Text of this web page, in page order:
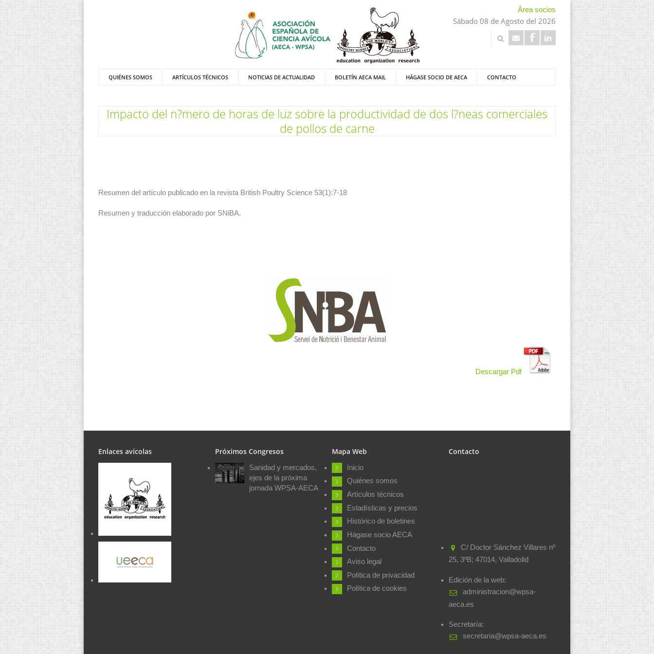
Área socios
Sábado 08 de Agosto del 2026
QUIÉNES SOMOS ARTÍCULOS TÉCNICOS NOTICIAS DE ACTUALIDAD BOLETÍN AECA MAIL HÁGASE SOCIO DE AECA CONTACTO
Impacto del n?mero de horas de luz sobre la productividad de dos l?neas comerciales
de pollos de carne
Resumen del artículo publicado en la revista British Poultry Science 53(1):7-18
Resumen y traducción elaborado por SNiBA.
Descargar Pdf
Enlaces avícolas Próximos Congresos
Sanidad y mercados,
ejes de la próxima
jornada WPSA-AECA
Mapa Web
Inicio
Quiénes somos
Artículos técnicos
Estadísticas y precios
Histórico de boletines
Hágase socio AECA
Contacto
Aviso legal
Política de privacidad
Política de cookies
Contacto
C/ Doctor Sánchez Villares nº
25, 3ºB; 47014, Valladolid
Edición de la web:
administracion@wpsa-
aeca.es
Secretaría:
secretaria@wpsa-aeca.es